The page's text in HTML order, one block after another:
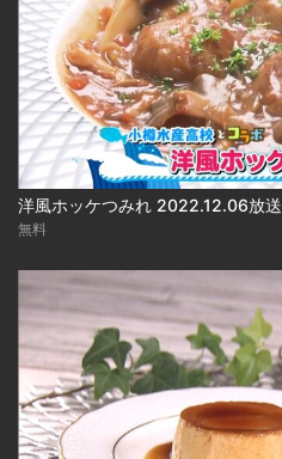
洋風ホッケつみれ 2022.12.06放送
無料